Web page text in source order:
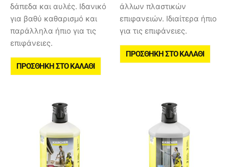
δάπεδα και αυλές. Ιδανικό
για βαθύ καθαρισμό και
παράλληλα ήπιο για τις
επιφάνειες.
ΠΡΟΣΘΉΚΗ ΣΤΟ ΚΑΛΆΘΙ
άλλων πλαστικών
επιφανειών. Ιδιαίτερα ήπιο
για τις επιφάνειες.
ΠΡΟΣΘΉΚΗ ΣΤΟ ΚΑΛΆΘΙ